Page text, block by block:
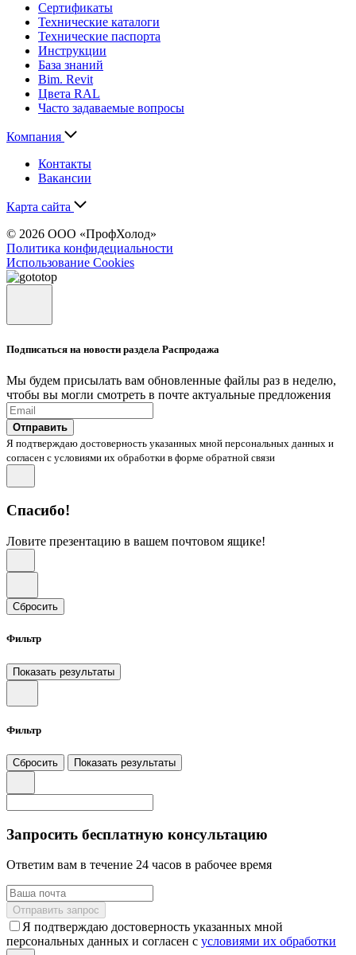
Сертификаты
Технические каталоги
Технические паспорта
Инструкции
База знаний
Bim. Revit
Цвета RAL
Часто задаваемые вопросы
Компания
Контакты
Вакансии
Карта сайта
© 2026 ООО «ПрофХолод»
Политика конфидециальности
Использование Cookies
Подписаться на новости раздела Распродажа
Мы будем присылать вам обновленные файлы раз в неделю,
чтобы вы могли смотреть в почте актуальные предложения
Отправить
Я подтверждаю достоверность указанных мной персональных данных и
согласен с условиями их обработки в форме обратной связи
Спасибо!
Ловите презентацию в вашем почтовом ящике!
Сбросить
Фильтр
Показать результаты
Фильтр
Сбросить Показать результаты
Запросить бесплатную консультацию
Ответим вам в течение 24 часов в рабочее время
Отправить запрос
Я подтверждаю достоверность указанных мной
персональных данных и согласен с условиями их обработки